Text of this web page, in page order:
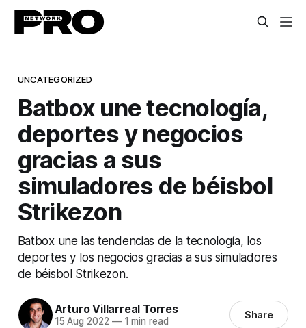
UNCATEGORIZED
Batbox une tecnología,
deportes y negocios
gracias a sus
simuladores de béisbol
Strikezon
Batbox une las tendencias de la tecnología, los
deportes y los negocios gracias a sus simuladores
de béisbol Strikezon.
Arturo Villarreal Torres
15 Aug 2022 —1 min read Share